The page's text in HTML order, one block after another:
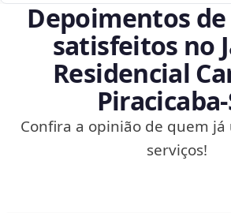
Depoimentos
satisfeitos no
Residencial
Confira a opinião de quem já
serviços!